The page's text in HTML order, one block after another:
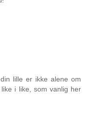
lille er ikke alene om
i like, som vanlig her